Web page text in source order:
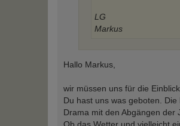
LG
Markus
Hallo Markus,
wir müssen uns für die
Du hast uns was geboten.
Drama mit den Abgängen der